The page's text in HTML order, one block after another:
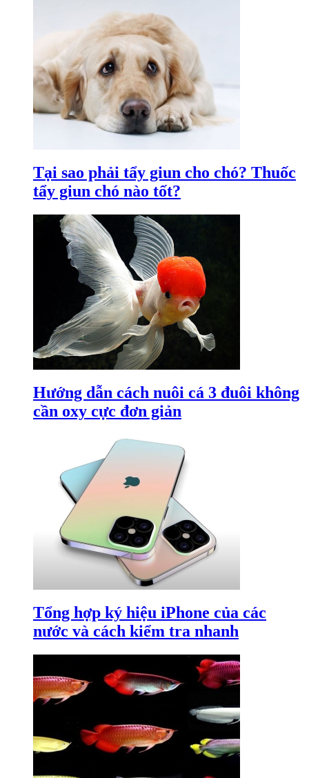
Tại sao phải tẩy giun cho chó? Thuốc
tẩy giun chó nào tốt?
Hướng dẫn cách nuôi cá 3 đuôi không
cần oxy cực đơn giản
Tổng hợp ký hiệu iPhone của các
nước và cách kiểm tra nhanh